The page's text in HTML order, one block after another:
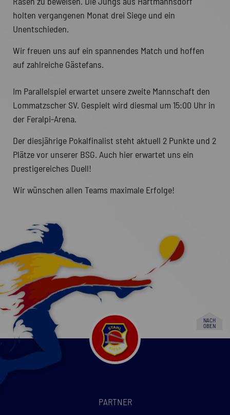
holten vergangenen Monat drei Siege und ein
Unentschieden.
Wir freuen uns auf ein spannendes Match und hoffen
auf zahlreiche Gästefans.
Im Parallelspiel erwartet unsere zweite Mannschaft den
Lommatzscher SV. Gespielt wird diesmal um 15:00 Uhr in
der Feralpi-Arena.
Der diesjährige Pokalfinalist steht aktuell 2 Punkte und 2
Plätze vor unserer BSG. Auch hier erwartet uns ein
prestigereiches Duell!
Wir wünschen allen Teams maximale Erfolge!
NACH
OBEN
PARTNER